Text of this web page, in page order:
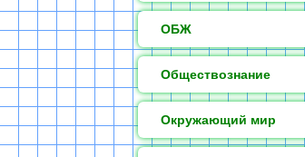
ОБЖ
Обществознание
Окружающий мир